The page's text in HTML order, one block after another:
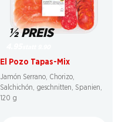
½ PREIS
El Pozo Tapas-Mix
Jamón Serrano, Chorizo,
Salchichón, geschnitten, Spanien,
120 g